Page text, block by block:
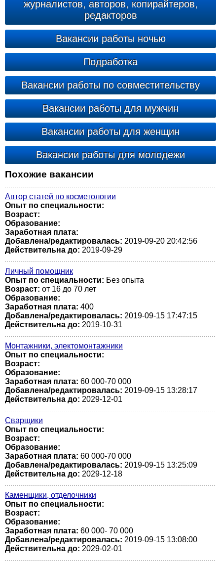
журналистов, авторов, копирайтеров,
редакторов
Вакансии работы ночью
Подработка
Вакансии работы по совместительству
Вакансии работы для мужчин
Вакансии работы для женщин
Вакансии работы для молодежи
Похожие вакансии
Автор статей по косметологии
Опыт по специальности:
Возраст:
Образование:
Заработная плата:
Добавлена/редактировалась: 2019-09-20 20:42:56
Действительна до: 2019-09-29
Личный помощник
Опыт по специальности: Без опыта
Возраст: от 16 до 70 лет
Образование:
Заработная плата: 400
Добавлена/редактировалась: 2019-09-15 17:47:15
Действительна до: 2019-10-31
Монтажники, электомонтажники
Опыт по специальности:
Возраст:
Образование:
Заработная плата: 60 000-70 000
Добавлена/редактировалась: 2019-09-15 13:28:17
Действительна до: 2029-12-01
Сварщики
Опыт по специальности:
Возраст:
Образование:
Заработная плата: 60 000-70 000
Добавлена/редактировалась: 2019-09-15 13:25:09
Действительна до: 2029-12-18
Каменщики, отделочники
Опыт по специальности:
Возраст:
Образование:
Заработная плата: 60 000- 70 000
Добавлена/редактировалась: 2019-09-15 13:08:00
Действительна до: 2029-02-01